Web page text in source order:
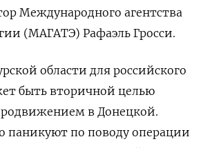
Международного агентства
(МАГАТЭ) Рафаэль Гросси.
области для российского
быть вторичной целью
в Донецкой.
паникуют по поводу операции